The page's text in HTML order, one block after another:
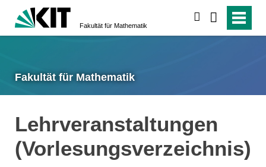
Fakultät für Mathematik
Fakultät für Mathematik
Lehrveranstaltungen
(Vorlesungsverzeichnis)